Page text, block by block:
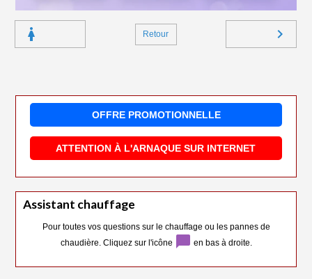
Retour
OFFRE PROMOTIONNELLE
ATTENTION À L'ARNAQUE SUR INTERNET
Assistant chauffage
Pour toutes vos questions sur le chauffage ou les pannes de
chaudière. Cliquez sur l'icône
chat_bubble en bas à droite.